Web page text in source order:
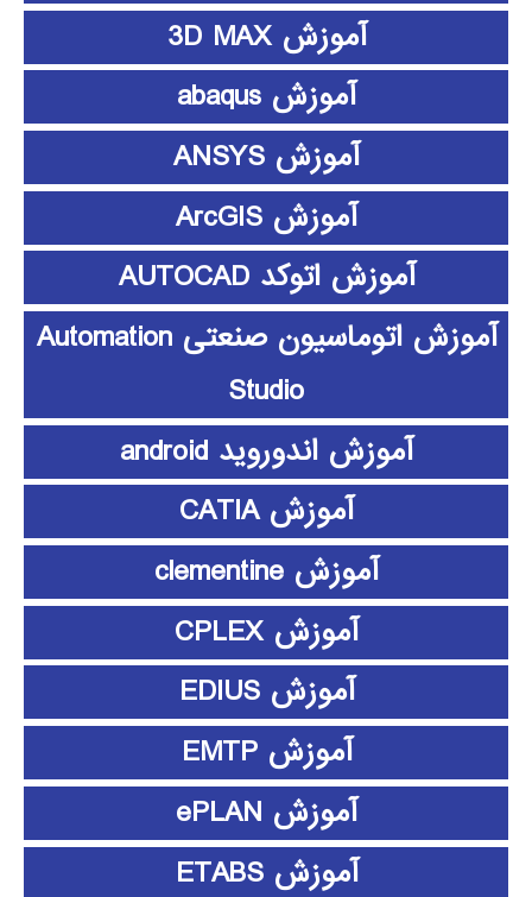
آموزش 3D MAX
آموزش abaqus
آموزش ANSYS
آموزش ArcGIS
آموزش اتوکد AUTOCAD
آموزش اتوماسیون صنعتی Automation
Studio
آموزش اندوروید android
آموزش CATIA
آموزش clementine
آموزش CPLEX
آموزش EDIUS
آموزش EMTP
آموزش ePLAN
آموزش ETABS